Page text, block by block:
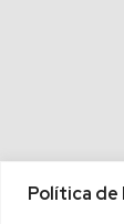
Política de